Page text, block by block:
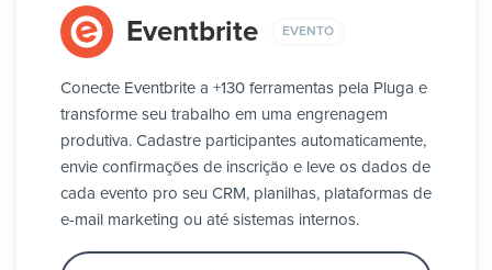
Eventbrite EVENTO
Conecte Eventbrite a +130 ferramentas pela Pluga e
transforme seu trabalho em uma engrenagem
produtiva. Cadastre participantes automaticamente,
envie confirmações de inscrição e leve os dados de
cada evento pro seu CRM, planilhas, plataformas de
e-mail marketing ou até sistemas internos.